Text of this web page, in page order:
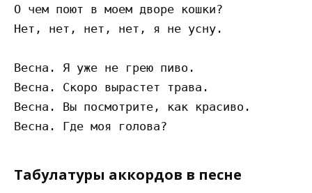
О чем поют в моем дворе кошки?
Нет, нет, нет, нет, я не усну.
Весна. Я уже не грею пиво.
Весна. Скоро вырастет трава.
Весна. Вы посмотрите, как красиво.
Табулатуры аккордов в песне